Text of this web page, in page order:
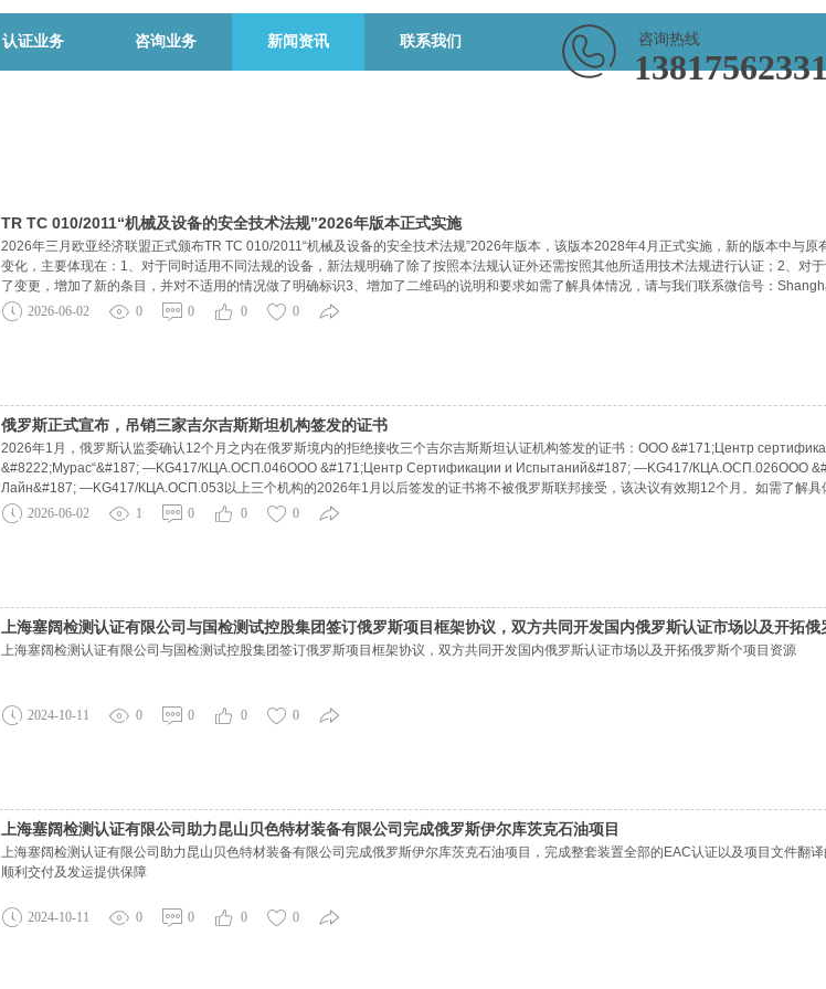
咨询热线
认证业务 咨询业务 新闻资讯 联系我们
TR TC 010/2011“机械及设备的安全技术法规”2026年版本正式实施
2026年三月欧亚经济联盟正式颁布TR TC 010/2011“机械及设备的安全技术法规”2026年版本，该版本2028年4月正式实施，新的版本中与原
变化，主要体现在：1、对于同时适用不同法规的设备，新法规明确了除了按照本法规认证外还需按照其他所适用技术法规进行认证；2、对
了变更，增加了新的条目，并对不适用的情况做了明确标识3、增加了二维码的说明和要求如需了解具体情况，请与我们联系微信号：
denis@spectr.com.cn
2026-06-02 0 0 0 0
俄罗斯正式宣布，吊销三家吉尔吉斯斯坦机构签发的证书
2026年1月，俄罗斯认监委确认12个月之内在俄罗斯境内的拒绝接收三个吉尔吉斯斯坦认证机构签发的证书：ООО &#171;Центр
&#8222;Мурас“&#187; —KG417/КЦА.ОСП.046ООО &#171;Центр Сертификации и Испытаний&#187; —KG417/КЦА.ОСП.026ООО
Лайн&#187; —KG417/КЦА.ОСП.053以上三个机构的2026年1月以后签发的证书将不被俄罗斯联邦接受，该决议有效期12个月。如需了解具
们联系微信号：Shanghai-Spectr邮箱
2026-06-02 1 0 0 0
上海塞阔检测认证有限公司与国检测试控股集团签订俄罗斯项目框架协议，双方共同开发国内俄罗斯认证市场以及开拓
源
上海塞阔检测认证有限公司与国检测试控股集团签订俄罗斯项目框架协议，双方共同开发国内俄罗斯认证市场以及开拓俄罗斯个项目资源
2024-10-11 0 0 0 0
上海塞阔检测认证有限公司助力昆山贝色特材装备有限公司完成俄罗斯伊尔库茨克石油项目
上海塞阔检测认证有限公司助力昆山贝色特材装备有限公司完成俄罗斯伊尔库茨克石油项目，完成整套装置全部的EAC认证以及项目文件翻
顺利交付及发运提供保障
2024-10-11 0 0 0 0